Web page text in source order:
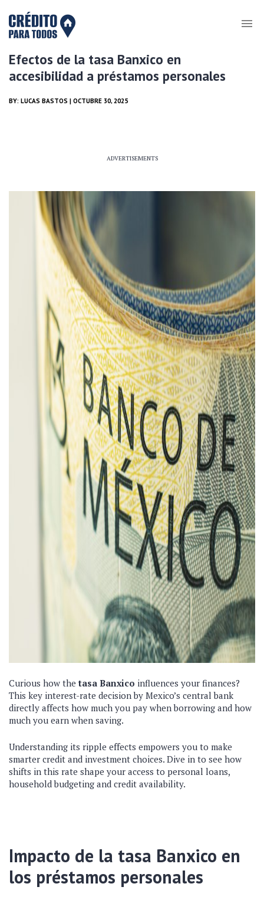
Efectos de la tasa Banxico en
accesibilidad a préstamos personales
BY: LUCAS BASTOS | OCTUBRE 30, 2025
ADVERTISEMENTS
Curious how thetasa Banxico influences your finances?
This key interest-rate decision by Mexico’s central bank
directly affects how much you pay when borrowing and how
much you earn when saving.
Understanding its ripple effects empowers you to make
smarter credit and investment choices. Dive in to see how
shifts in this rate shape your access to personal loans,
household budgeting and credit availability.
Impacto de la tasa Banxico en
los préstamos personales